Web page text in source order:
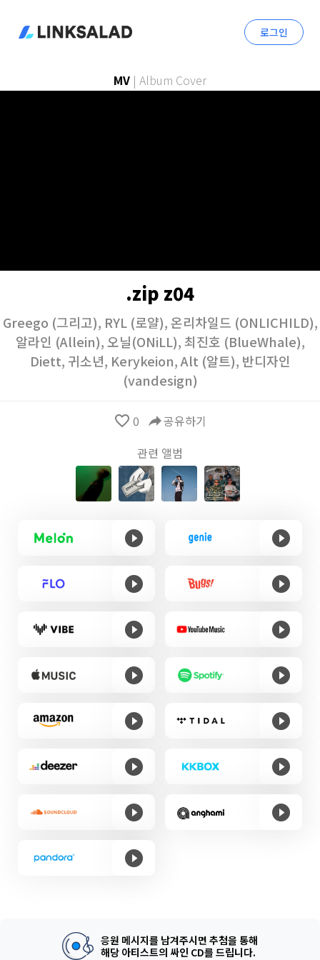
로그인
MV | Album Cover
.zip z04
Greego (그리고), RYL (로얄),온리차일드 (ONLICHILD),
알라인 (Allein),오닐(ONiLL), 최진호 (BlueWhale),
Diett, 귀소년, Kerykeion,Alt (알트), 반디자인
(vandesign)
favorite_border 0 reply공유하기
관련 앨범
응원 메시지를 남겨주시면 추첨을 통해
해당 아티스트의 싸인 CD를 드립니다.